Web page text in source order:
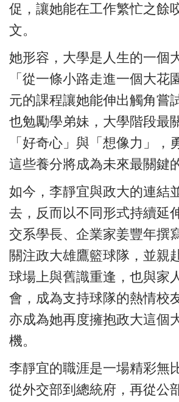
促，讓她能在工作繁忙之餘
文。
她形容，大學是人生的一個
「從一條小路走進一個大花
元的課程讓她能伸出觸角嘗
也勉勵學弟妹，大學階段最
「好奇心」與「想像力」，
這些養分將成為未來最關鍵
如今，李靜宜與政大的連結
去，反而以不同形式持續延
交系學長、企業家姜豐年撰
關注政大雄鷹籃球隊，並親
球場上與舊識重逢，也與家
會，成為支持球隊的熱情校
亦成為她再度擁抱政大這個
機。
李靜宜的職涯是一場精彩無
從外交部到總統府，再從公